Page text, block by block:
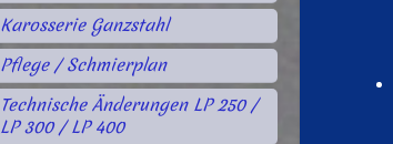
Karosserie Ganzstahl
Pflege / Schmierplan
Technische Änderungen LP 250 /
LP 300 / LP 400